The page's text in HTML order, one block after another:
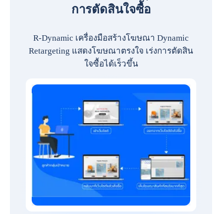
การตัดสินใจซื้อ
R-Dynamic เครื่องมือสร้างโฆษณา Dynamic
Retargeting แสดงโฆษณาตรงใจ เร่งการตัดสิน
ใจซื้อได้เร็วขึ้น